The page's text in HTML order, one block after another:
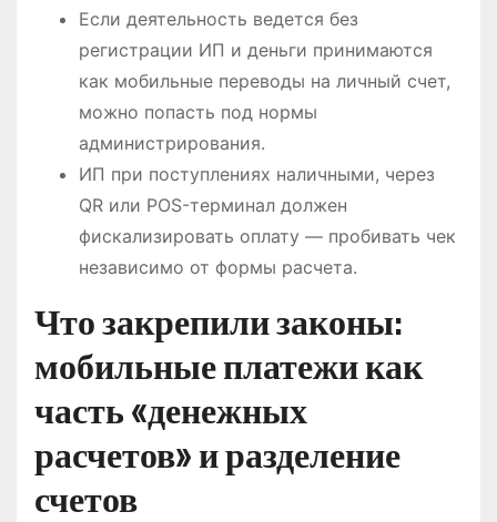
Если деятельность ведется без
регистрации ИП и деньги принимаются
как мобильные переводы на личный счет,
можно попасть под нормы
администрирования.
ИП при поступлениях наличными, через
QR или POS-терминал должен
фискализировать оплату — пробивать чек
независимо от формы расчета.
Что закрепили законы:
мобильные платежи как
часть «денежных
расчетов» и разделение
счетов